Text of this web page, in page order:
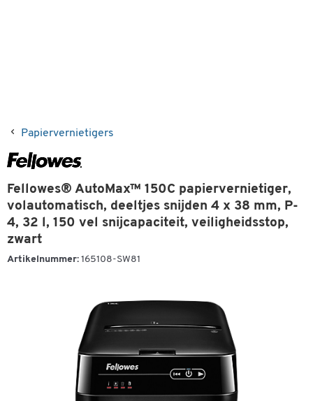
Papiervernietigers
Fellowes® AutoMax™ 150C papiervernietiger,
volautomatisch, deeltjes snijden 4 x 38 mm, P-
4, 32 l, 150 vel snijcapaciteit, veiligheidsstop,
zwart
Artikelnummer: 165108-SW81